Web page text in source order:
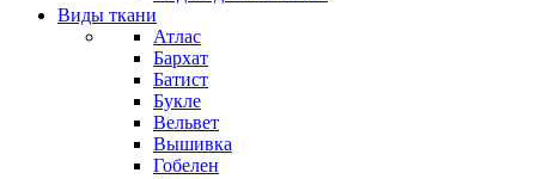
Виды ткани
Атлас
Бархат
Батист
Букле
Вельвет
Вышивка
Гобелен